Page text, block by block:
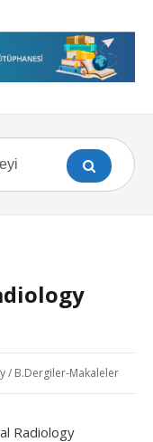
/ B.Dergiler-Makaleler
Radiology